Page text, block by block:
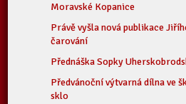
Moravské Kopanice
Právě vyšla nová publikace
čarování
Přednáška Sopky
Předvánoční výtvarná dílna ve
sklo